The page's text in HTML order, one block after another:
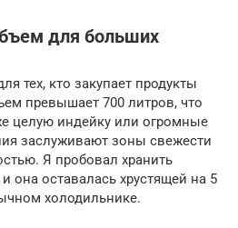
для больших
тех, кто закупает продукты
превышает 700 литров, что
целую индейку или огромные
заслуживают зоны свежести
Я пробовал хранить
она оставалась хрустящей на 5
холодильнике.